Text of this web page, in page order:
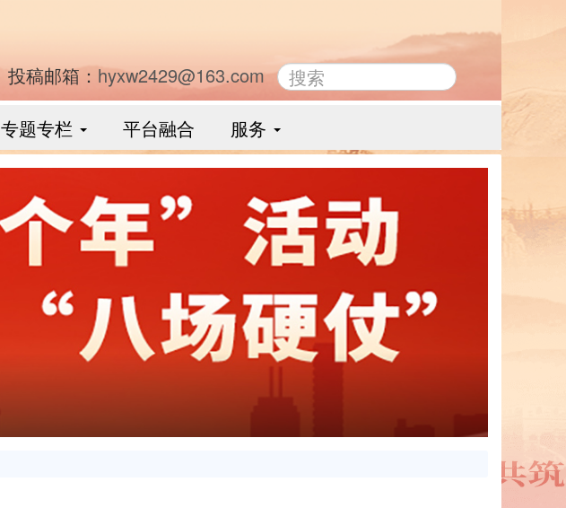
投稿邮箱： hyxw2429@163.com
专题专栏 平台融合 服务